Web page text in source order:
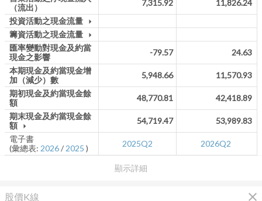
顯示詳細
（流出）
7,315.92
11,826.24
投資活動之現金流量 arrow_drop_down
籌資活動之現金流量 arrow_drop_down
匯率變動對現金及約當
現金之影響
-79.57
24.63
本期現金及約當現金增
加（減少）數
5,948.66
11,570.93
期初現金及約當現金餘
額
48,770.81
42,418.89
期末現金及約當現金餘
額 arrow_drop_down
54,719.47
53,989.83
電子書
(彙總表: 2026/ 2025 ) 2025Q2 2026Q2
股價K線 close